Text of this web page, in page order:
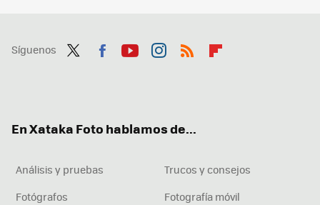
Síguenos
En Xataka Foto hablamos de...
Análisis y pruebas
Trucos y consejos
Fotógrafos
Fotografía móvil